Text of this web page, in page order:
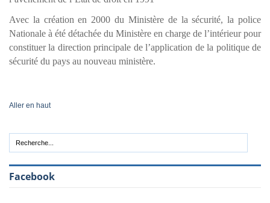
Avec la création en 2000 du Ministère de la sécurité, la police
Nationale à été détachée du Ministère en charge de l’intérieur pour
constituer la direction principale de l’application de la politique de
sécurité du pays au nouveau ministère.
Aller en haut
Facebook